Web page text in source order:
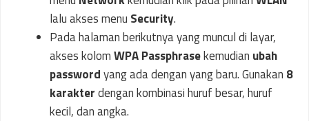
lalu akses menu Security.
Pada halaman berikutnya yang muncul di layar,
akses kolomWPA Passphrasekemudian ubah
passwordyang ada dengan yang baru. Gunakan 8
karakterdengan kombinasi huruf besar, huruf
kecil, dan angka.